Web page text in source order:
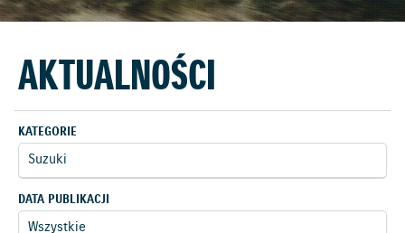
AKTUALNOŚCI
KATEGORIE
DATA PUBLIKACJI